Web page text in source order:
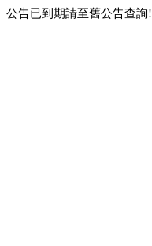
公告已到期請至舊公告查詢!